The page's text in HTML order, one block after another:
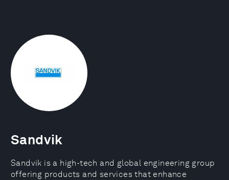
Sandvik
Sandvik is a high-tech and global engineering group
offering products and services that enhance